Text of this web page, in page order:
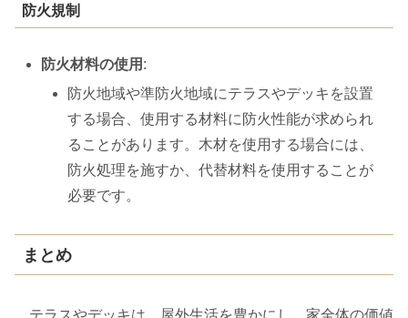
防火規制
防火材料の使用 :
防火地域や準防火地域にテラスやデッキを設置
する場合、使用する材料に防火性能が求められ
ることがあります。木材を使用する場合には、
防火処理を施すか、代替材料を使用することが
必要です。
まとめ
テラスやデッキは、屋外生活を豊かにし、家全体の価値